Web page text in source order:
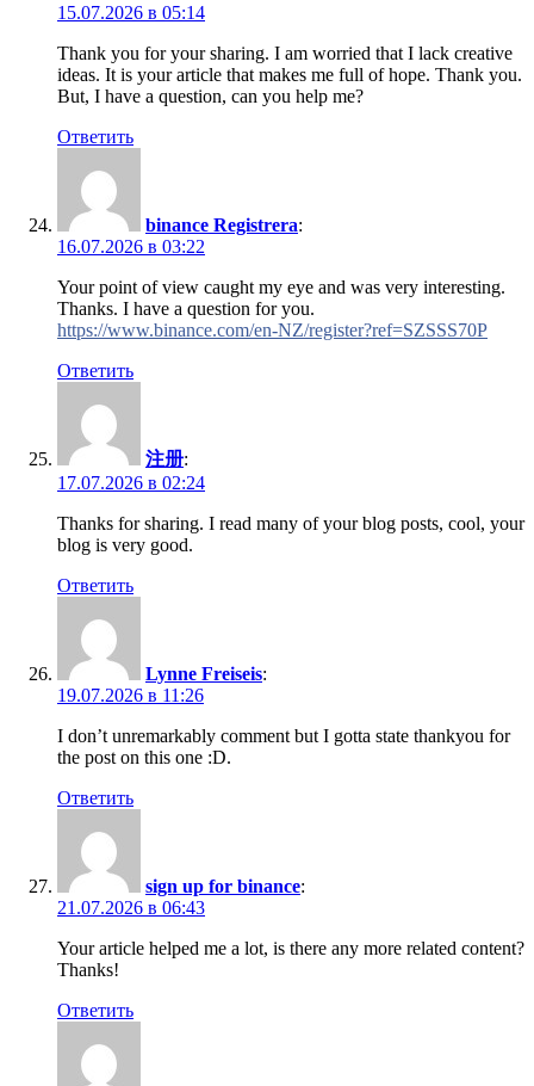
15.07.2026 в 05:14
Thank you for your sharing. I am worried that I lack creative
ideas. It is your article that makes me full of hope. Thank you.
But, I have a question, can you help me?
Ответить
binance Registrera:
16.07.2026 в 03:22
Your point of view caught my eye and was very interesting.
Thanks. I have a question for you.
https://www.binance.com/en-NZ/register?ref=SZSSS70P
Ответить
注册:
17.07.2026 в 02:24
Thanks for sharing. I read many of your blog posts, cool, your
blog is very good.
Ответить
Lynne Freiseis:
19.07.2026 в 11:26
I don’t unremarkably comment but I gotta state thankyou for
the post on this one :D.
Ответить
sign up for binance:
21.07.2026 в 06:43
Your article helped me a lot, is there any more related content?
Thanks!
Ответить